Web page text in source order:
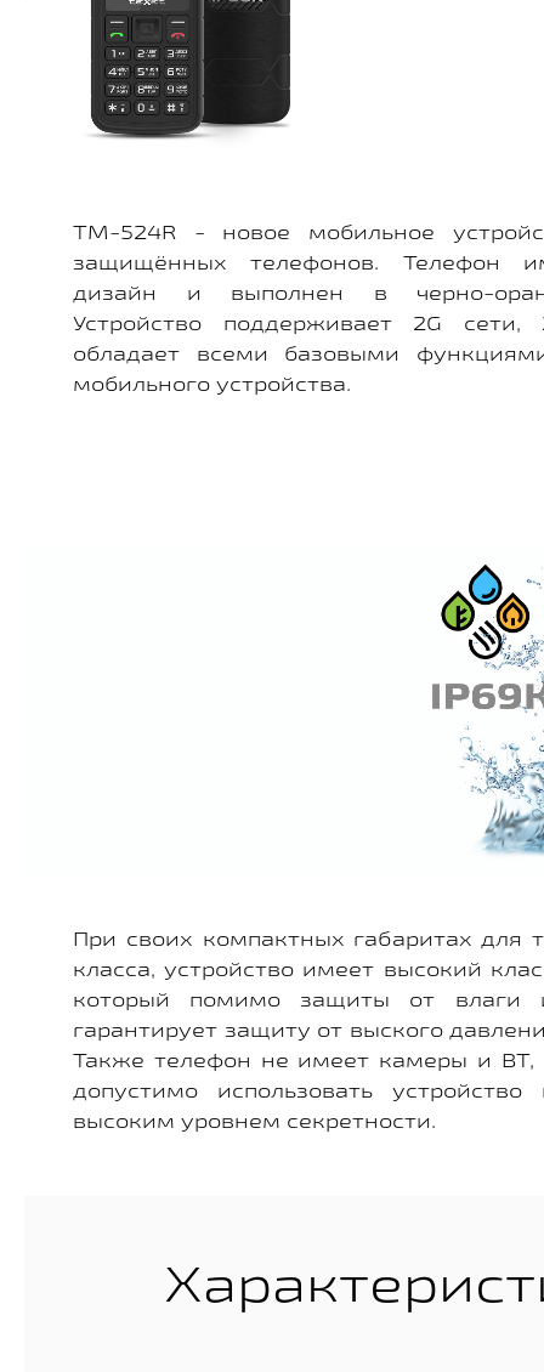
TM-524R - новое мобильное
защищённых телефонов. Телефон
дизайн и выполнен в черно-
Устройство поддерживает 2G
обладает всеми базовыми
мобильного устройства.
При своих компактных габаритах для
класса, устройство имеет высокий
который помимо защиты от влаги
гарантирует защиту от выского
Также телефон не имеет камеры и BT,
допустимо использовать
высоким уровнем секретности.